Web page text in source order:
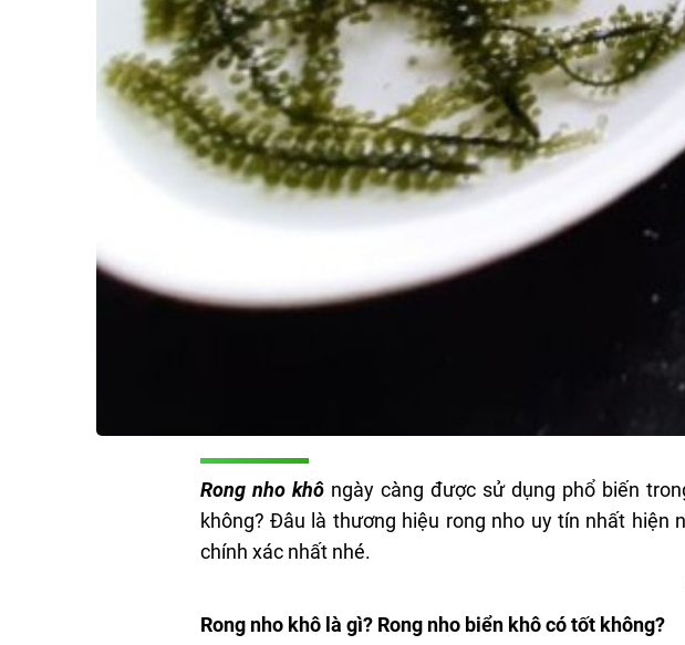
Rong nho khôngày càng được sử dụng phổ biến
không? Đâu là thương hiệu rong nho uy tín nhất
chính xác nhất nhé.
Rong nho khô là gì? Rong nho biển khô có tốt không?